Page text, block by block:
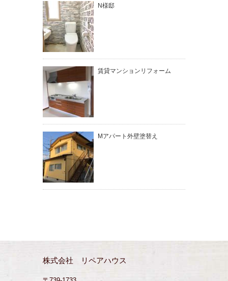
N様邸
賃貸マンションリフォーム
Mアパート外壁塗替え
株式会社 リペアハウス